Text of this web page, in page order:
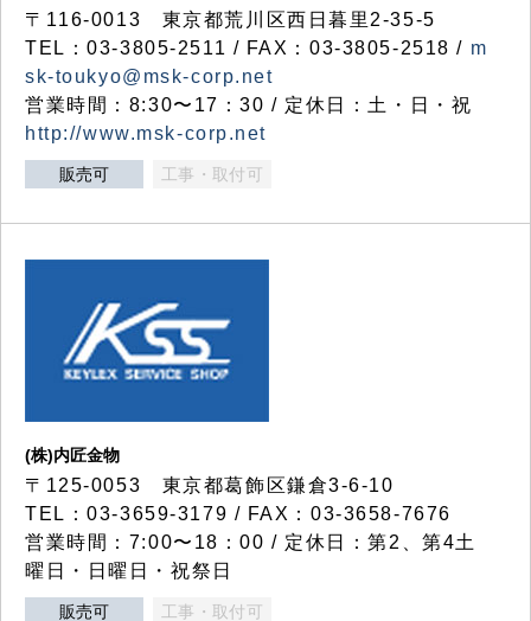
〒116-0013 東京都荒川区西日暮里2-35-5
TEL：03-3805-2511 / FAX：03-3805-2518 / m
sk-toukyo@msk-corp.net
営業時間：8:30〜17：30 / 定休日：土・日・祝
http://www.msk-corp.net
販売可 工事・取付可
(株)内匠金物
〒125-0053 東京都葛飾区鎌倉3-6-10
TEL：03-3659-3179 / FAX：03-3658-7676
営業時間：7:00〜18：00 / 定休日：第2、第4土
曜日・日曜日・祝祭日
販売可 工事・取付可